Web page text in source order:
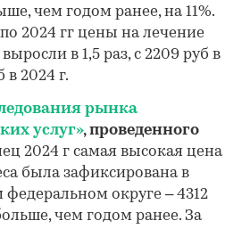
чем годом ранее, на 11%.
2024 гг цены на лечение
в 1,5 раз, с 2209 руб в
в 2024 г.
рынка
услуг», проведенного
2024 г самая высокая цена
была зафиксирована в
округе – 4312
чем годом ранее. За